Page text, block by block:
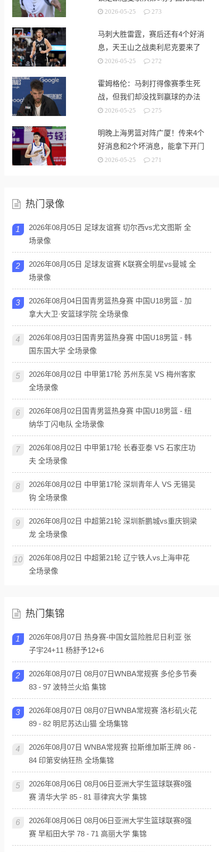
战2026-05-25 273
马刺大胜雷霆，赛后还有4个好消
息，天王山之战奥利尼克要来了
2026-05-25 272
霍姆格伦：马刺打得像赛季生死
战，但我们却没找到赢球的办法
2026-05-25 275
明晚上海男篮对阵广厦！传来4个
好消息和2个坏消息，能拿下开门
红2026-05-25 271
热门录像
1
2026年08月05日 足球友谊赛 切尔西vs尤文图斯 全
场录像
2
2026年08月05日 足球友谊赛 K联赛全明星vs曼城 全
场录像
3
2026年08月04日国青男篮热身赛 中国U18男篮 - 加
拿大大卫·安篮球学院 全场录像
4
2026年08月03日国青男篮热身赛 中国U18男篮 - 韩
国东国大学 全场录像
5
2026年08月02日 中甲第17轮 苏州东吴 VS 梅州客家
全场录像
6
2026年08月02日国青男篮热身赛 中国U18男篮 - 纽
纳华丁闪电队 全场录像
7
2026年08月02日 中甲第17轮 长春亚泰 VS 石家庄功
夫 全场录像
8
2026年08月02日 中甲第17轮 深圳青年人 VS 无锡吴
钩 全场录像
9
2026年08月02日 中超第21轮 深圳新鹏城vs重庆铜梁
龙 全场录像
10
2026年08月02日 中超第21轮 辽宁铁人vs上海申花
全场录像
热门集锦
1
2026年08月07日 热身赛-中国女篮险胜尼日利亚 张
子宇24+11 杨舒予12+6
2
2026年08月07日 08月07日WNBA常规赛 多伦多节奏
83 - 97 波特兰火焰 集锦
3
2026年08月07日 08月07日WNBA常规赛 洛杉矶火花
89 - 82 明尼苏达山猫 全场集锦
4
2026年08月07日 WNBA常规赛 拉斯维加斯王牌 86 -
84 印第安纳狂热 全场集锦
5
2026年08月06日 08月06日亚洲大学生篮球联赛8强
赛 清华大学 85 - 81 菲律宾大学 集锦
6
2026年08月06日 08月06日亚洲大学生篮球联赛8强
赛 早稻田大学 78 - 71 高丽大学 集锦